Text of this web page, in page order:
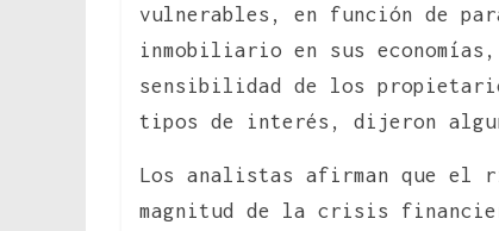
vulnerables, en función de
inmobiliario en sus
sensibilidad de los
tipos de interés, dijeron
Los analistas afirman que el
magnitud de la crisis